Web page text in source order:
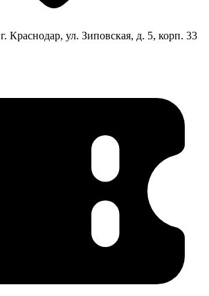
г. Краснодар, ул. Зиповская, д. 5, корп. 33